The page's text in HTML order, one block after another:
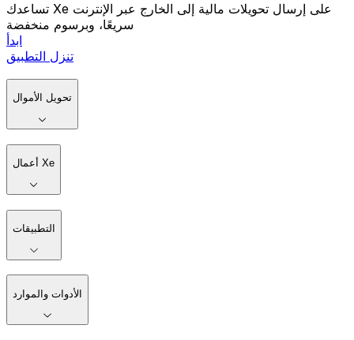
تساعدك Xe على إرسال تحويلات مالية إلى الخارج عبر الإنترنت
سريعًا، وبرسوم منخفضة
ابدأ
تنزل التطبيق
تحويل الأموال
أعمال Xe
التطبيقات
الأدوات والموارد